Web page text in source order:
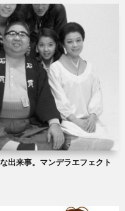
出来事。マンデラエフェクト